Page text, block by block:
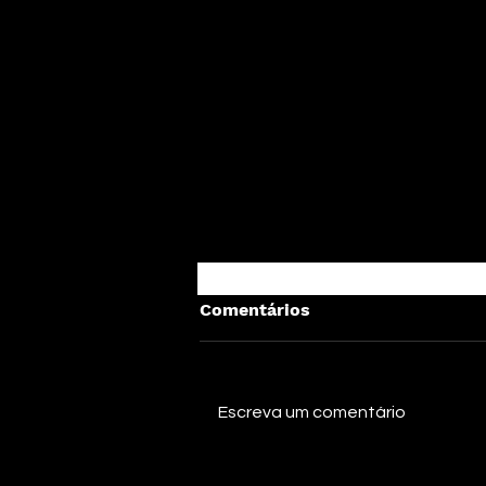
Comentários
Escreva um comentário